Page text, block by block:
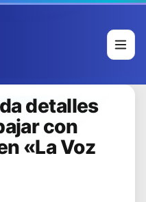
detalles
con
«La Voz